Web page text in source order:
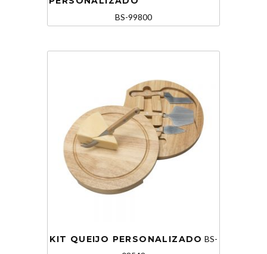
BS-99800
KIT QUEIJO PERSONALIZADO BS-